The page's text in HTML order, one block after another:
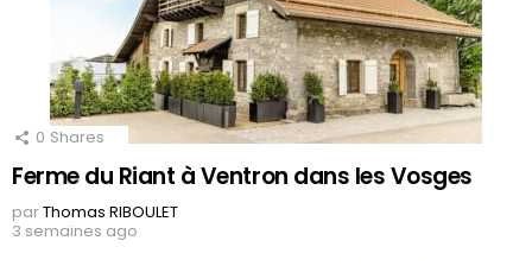
0 Shares
Ferme du Riant à Ventron dans les Vosges
parThomas RIBOULET
3 semaines ago